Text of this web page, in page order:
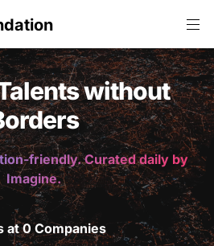
without
friendly. Curated daily by
Imagine.
at 0 Companies